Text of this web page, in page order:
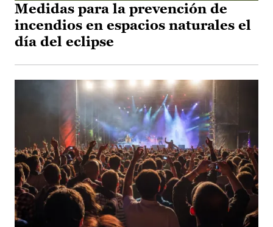
Medidas para la prevención de
incendios en espacios naturales el
día del eclipse